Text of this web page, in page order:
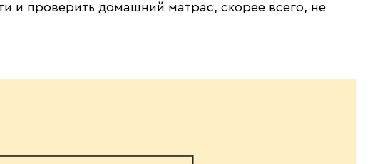
и проверить домашний матрас, скорее всего, не